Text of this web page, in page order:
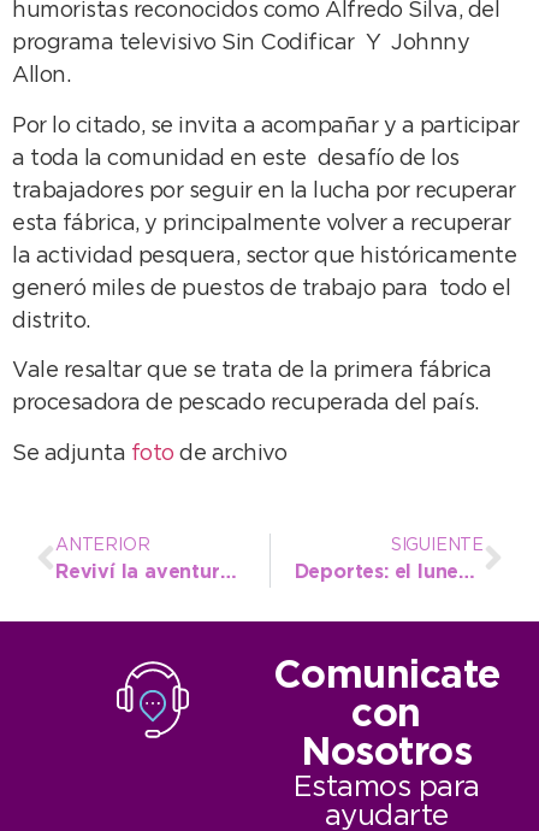
humoristas reconocidos como Alfredo Silva, del
programa televisivo Sin Codificar Y Johnny
Allon.
Por lo citado, se invita a acompañar y a participar
a toda la comunidad en este desafío de los
trabajadores por seguir en la lucha por recuperar
esta fábrica, y principalmente volver a recuperar
la actividad pesquera, sector que históricamente
generó miles de puestos de trabajo para todo el
distrito.
Vale resaltar que se trata de la primera fábrica
procesadora de pescado recuperada del país.
Se adjunta foto de archivo
ANTERIOR
Reviví la aventura Necochea Corre de Noche
SIGUIENTE
Deportes: el lunes arranca el Torneo de Fútbol Playa
Comunicate
con
Nosotros
Estamos para
ayudarte